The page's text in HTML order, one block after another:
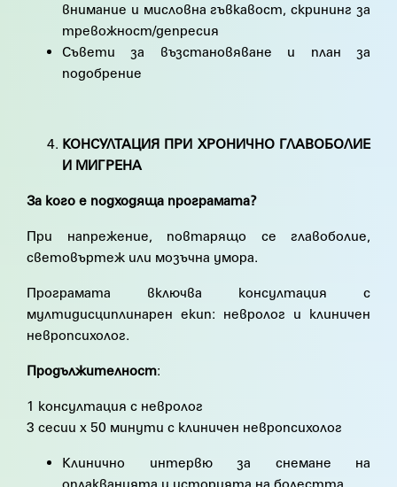
внимание и мисловна гъвкавост, скрининг за
тревожност/депресия
Съвети за възстановяване и план за
подобрение
КОНСУЛТАЦИЯ ПРИ ХРОНИЧНО ГЛАВОБОЛИЕ
И МИГРЕНА
За кого е подходяща програмата?
При напрежение, повтарящо се главоболие,
световъртеж или мозъчна умора.
Програмата включва консултация с
мултидисциплинарен екип: невролог и клиничен
невропсихолог.
Продължителност:
1 консултация с невролог
3 сесии х 50 минути с клиничен невропсихолог
Клинично интервю за снемане на
оплакванията и историята на болестта